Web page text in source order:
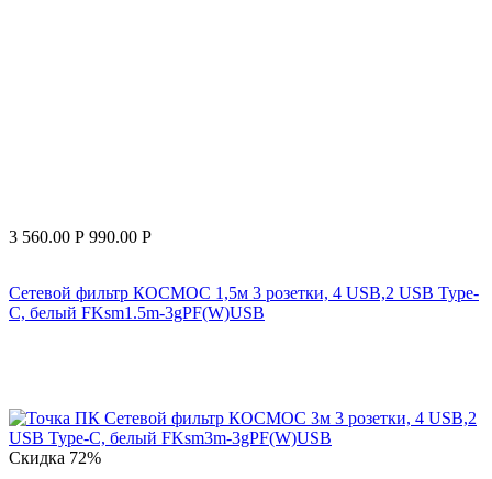
3 560.00 Р 990.00 Р
Сетевой фильтр КОСМОС 1,5м 3 розетки, 4 USB,2 USB Type-
C, белый FKsm1.5m-3gPF(W)USB
Скидка 72%